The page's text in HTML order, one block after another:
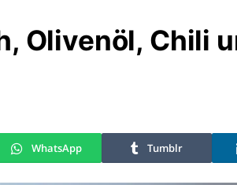
Olivenöl, Chili
WhatsApp Tumblr